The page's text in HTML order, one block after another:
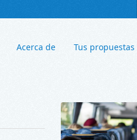
Acerca de Tus propuestas